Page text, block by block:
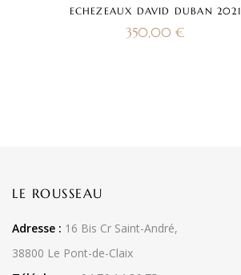
ECHEZEAUX DAVID DUBAN 2021
350,00€
LE ROUSSEAU
Adresse : 16 Bis Cr Saint-André,
38800 Le Pont-de-Claix